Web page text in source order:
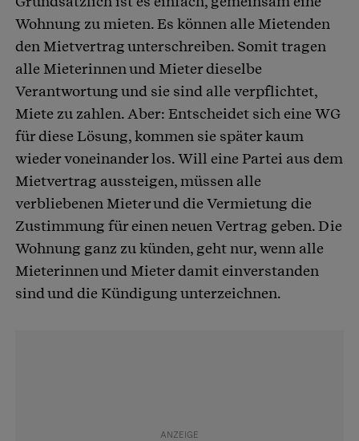
Wohnung zu mieten. Es können alle Mietenden
den Mietvertrag unterschreiben. Somit tragen
alle Mieterinnen und Mieter dieselbe
Verantwortung und sie sind alle verpflichtet,
Miete zu zahlen. Aber: Entscheidet sich eine WG
für diese Lösung, kommen sie später kaum
wieder voneinander los. Will eine Partei aus dem
Mietvertrag aussteigen, müssen alle
verbliebenen Mieter und die Vermietung die
Zustimmung für einen neuen Vertrag geben. Die
Wohnung ganz zu künden, geht nur, wenn alle
Mieterinnen und Mieter damit einverstanden
sind und die Kündigung unterzeichnen.